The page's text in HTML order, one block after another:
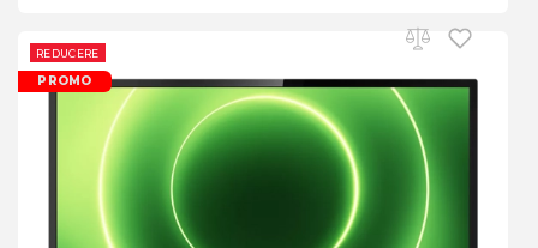
PROMO
REDUCERE